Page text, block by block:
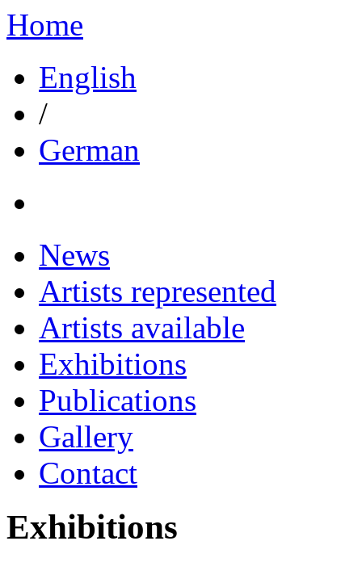
Home
English
/
German
News
Artists represented
Artists available
Exhibitions
Publications
Gallery
Contact
Exhibitions